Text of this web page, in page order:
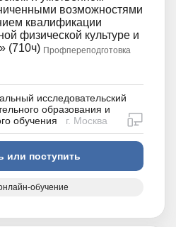
возможностями
квалификации
физической культуре и
(710ч) Профпереподготовка
исследовательский
образования и
обучения
г. Москва
или поступить
обучение